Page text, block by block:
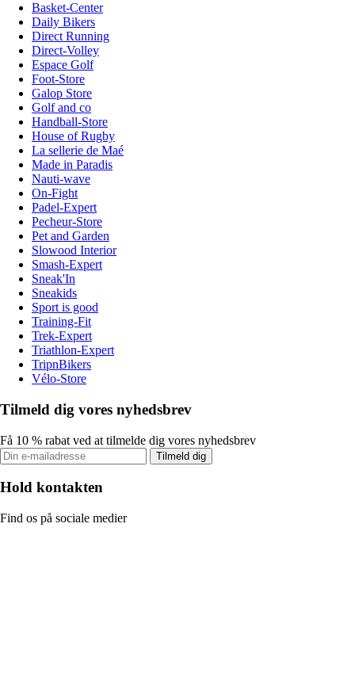
Basket-Center
Daily Bikers
Direct Running
Direct-Volley
Espace Golf
Foot-Store
Galop Store
Golf and co
Handball-Store
House of Rugby
La sellerie de Maé
Made in Paradis
Nauti-wave
On-Fight
Padel-Expert
Pecheur-Store
Pet and Garden
Slowood Interior
Smash-Expert
Sneak'In
Sneakids
Sport is good
Training-Fit
Trek-Expert
Triathlon-Expert
TripnBikers
Vélo-Store
Tilmeld dig vores nyhedsbrev
Få 10 % rabat ved at tilmelde dig vores nyhedsbrev
Tilmeld dig
Hold kontakten
Find os på sociale medier